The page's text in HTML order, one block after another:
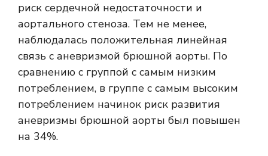
риск сердечной недостаточности и
аортального стеноза. Тем не менее,
наблюдалась положительная линейная
связь с аневризмой брюшной аорты. По
сравнению с группой с самым низким
потреблением, в группе с самым высоким
потреблением начинок риск развития
аневризмы брюшной аорты был повышен
на 34%.